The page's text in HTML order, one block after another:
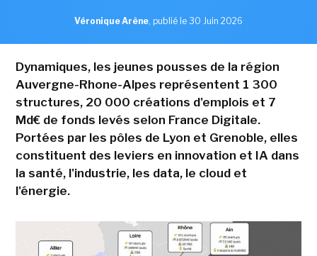
Véronique Arène, publié le 30 Juin 2026
Dynamiques, les jeunes pousses de la région
Auvergne-Rhone-Alpes représentent 1 300
structures, 20 000 créations d'emplois et 7
Md€ de fonds levés selon France Digitale.
Portées par les pôles de Lyon et Grenoble, elles
constituent des leviers en innovation et IA dans
la santé, l'industrie, les data, le cloud et
l'énergie.